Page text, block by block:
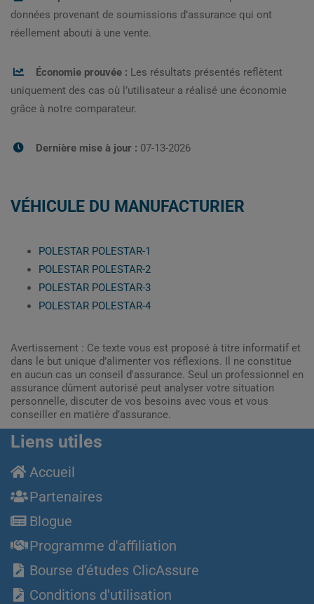
données provenant de soumissions d’assurance qui ont
réellement abouti à une vente.
Économie prouvée : Les résultats présentés reflètent
uniquement des cas où l’utilisateur a réalisé une économie
grâce à notre comparateur.
Dernière mise à jour : 07-13-2026
VÉHICULE DU MANUFACTURIER
POLESTAR POLESTAR-1
POLESTAR POLESTAR-2
POLESTAR POLESTAR-3
POLESTAR POLESTAR-4
Avertissement : Ce texte vous est proposé à titre informatif et
dans le but unique d’alimenter vos réflexions. Il ne constitue
en aucun cas un conseil d'assurance. Seul un professionnel en
assurance dûment autorisé peut analyser votre situation
personnelle, discuter de vos besoins avec vous et vous
conseiller en matière d’assurance.
Liens utiles
Accueil
Partenaires
Blogue
Programme d'affiliation
Bourse d’études ClicAssure
Conditions d'utilisation